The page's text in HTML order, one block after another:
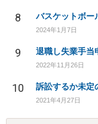
8
2024年1月7日
9 退職し失業手当
2022年11月26日
10
2021年4月27日